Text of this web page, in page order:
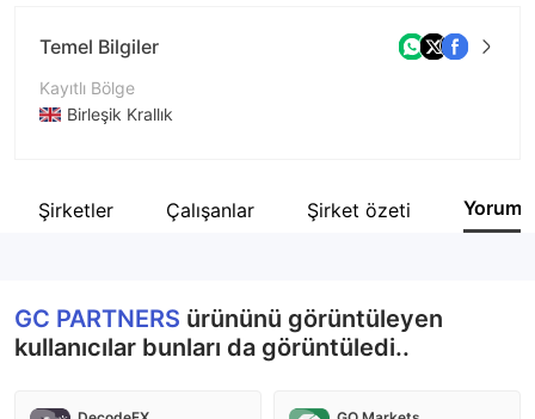
Temel Bilgiler
Kayıtlı Bölge
Birleşik Krallık
Şirket Adı
Şirketler Çalışanlar Şirket özeti Yorum
GC PARTNERS ürününü görüntüleyen
kullanıcılar bunları da görüntüledi..